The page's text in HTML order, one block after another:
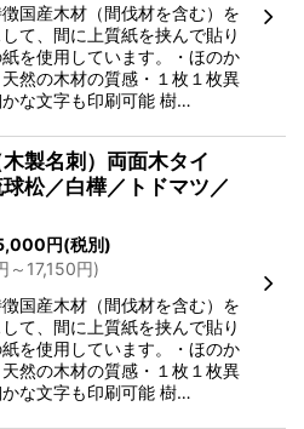
国産木材（間伐材を含む）を
て、間に上質紙を挟んで貼り
を使用しています。・ほのか
然の木材の質感・１枚１枚異
な文字も印刷可能 樹…
製名刺）両面木タイ
松／白樺／トドマツ／
円(税別)
～17,150円)
国産木材（間伐材を含む）を
て、間に上質紙を挟んで貼り
を使用しています。・ほのか
然の木材の質感・１枚１枚異
な文字も印刷可能 樹…